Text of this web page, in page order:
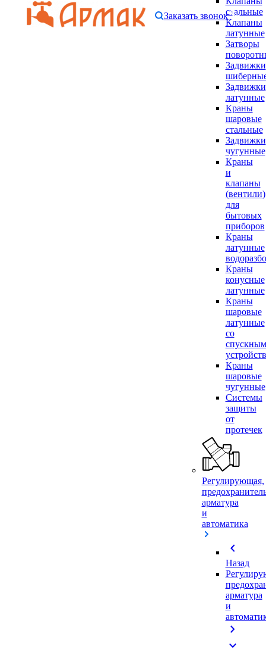
стальные
Клапаны
латунные
Затворы
Задвижки
Задвижки
латунные
Краны
шаровые
стальные
Задвижки
чугунные
Краны
и
клапаны
(вентили)
для
бытовых
приборов
Краны
латунные
Краны
конусные
латунные
Краны
шаровые
латунные
со
спускным
Краны
шаровые
чугунные
Системы
защиты
от
протечек
Регулирующая,
арматура
и
автоматика
chevron_left
Назад
арматура
и
chevron_right
expand_more
Заказать звонок